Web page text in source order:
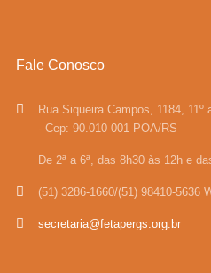
Fale Conosco
Rua Siqueira Campos, 1184,
- Cep: 90.010-001 POA/RS
De 2ª a 6ª, das 8h30 às 12h e
(51) 3286-1660/(51) 98410-5636
secretaria@fetapergs.org.br